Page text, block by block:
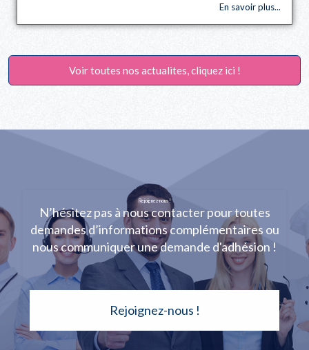
En savoir plus...
Voir toutes nos actualites, cliquez ici !
Rejoignez-nous !
N’hésitez pas à nous contacter pour toutes
demandes d’informations complémentaires ou
nous communiquer une demande d'adhésion !
Rejoignez-nous !